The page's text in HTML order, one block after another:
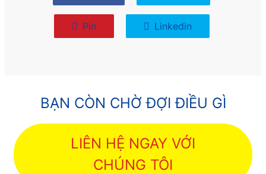
Pin Linkedin
BẠN CÒN CHỜ ĐỢI ĐIỀU GÌ
LIÊN HỆ NGAY VỚI
CHÚNG TÔI